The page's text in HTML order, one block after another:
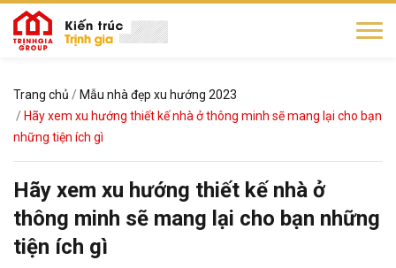
Trang chủ
Mẫu nhà đẹp xu hướng 2023
Hãy xem xu hướng thiết kế nhà ở thông minh sẽ mang lại cho bạn
những tiện ích gì
Hãy xem xu hướng thiết kế nhà ở
thông minh sẽ mang lại cho bạn những
tiện ích gì